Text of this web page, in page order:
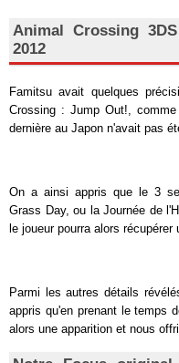
Animal Crossing
2012
Famitsu avait quelques
Crossing : Jump Out!,
dernière au Japon n'avait pas
On a ainsi appris que le 3
Grass Day, ou la Journée de
le joueur pourra alors récupérer
Parmi les autres détails
appris qu'en prenant le temps
alors une apparition et nous